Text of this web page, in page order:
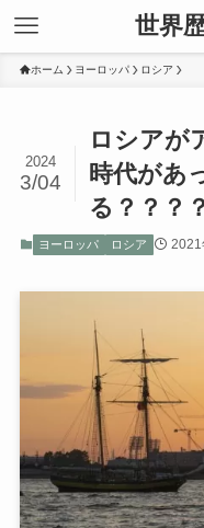
世界
ホーム ヨーロッパ ロシア
ロシアが
時代があ
る？？？？
2024
3/04
ヨーロッパ ロシア 2021